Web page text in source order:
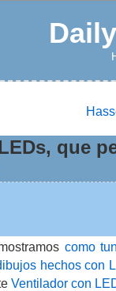
que
como
hechos con
Ventilador con